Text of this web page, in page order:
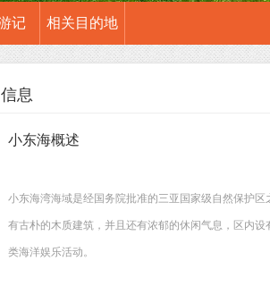
记 相关目的地
息
小东海概述
小东海湾海域是经国务院批准的三亚国家级自然保护
有古朴的木质建筑，并且还有浓郁的休闲气息，区内
类海洋娱乐活动。